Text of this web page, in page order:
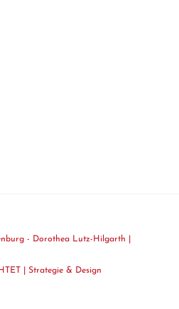
- Dorothea Lutz-Hilgarth |
| Strategie & Design